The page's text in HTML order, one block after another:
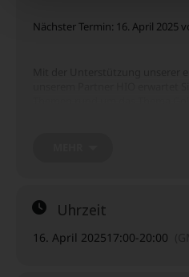
Nächster Termin: 16. April 2025
Bälle schlagen. Unsere Pros
Seite. Uhrzeit
16. April 202517:00-20:00